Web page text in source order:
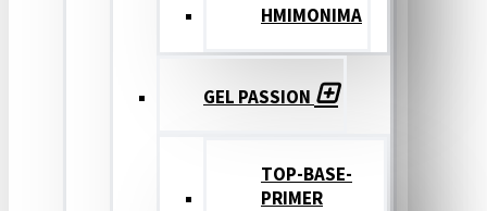
ΗΜΙΜΟΝΙΜΑ
GEL PASSION
TOP-BASE-
PRIMER